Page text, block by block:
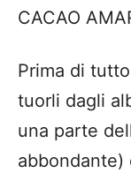
CACAO
Prima di
tuorli dagli
una parte